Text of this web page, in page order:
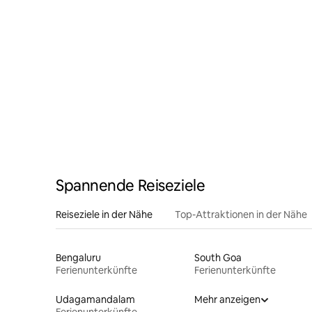
Spannende Reiseziele
Reiseziele in der Nähe Top-Attraktionen in der Nähe
Bengaluru
Ferienunterkünfte
South Goa
Ferienunterkünfte
Udagamandalam
Mehr anzeigen